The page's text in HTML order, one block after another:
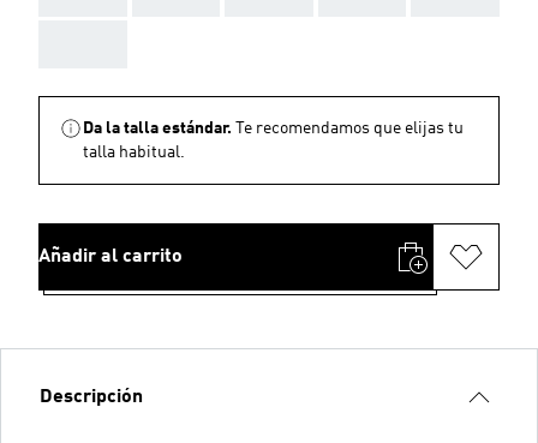
Da la talla estándar.
Te recomendamos que elijas tu
talla habitual.
Añadir al carrito
Descripción